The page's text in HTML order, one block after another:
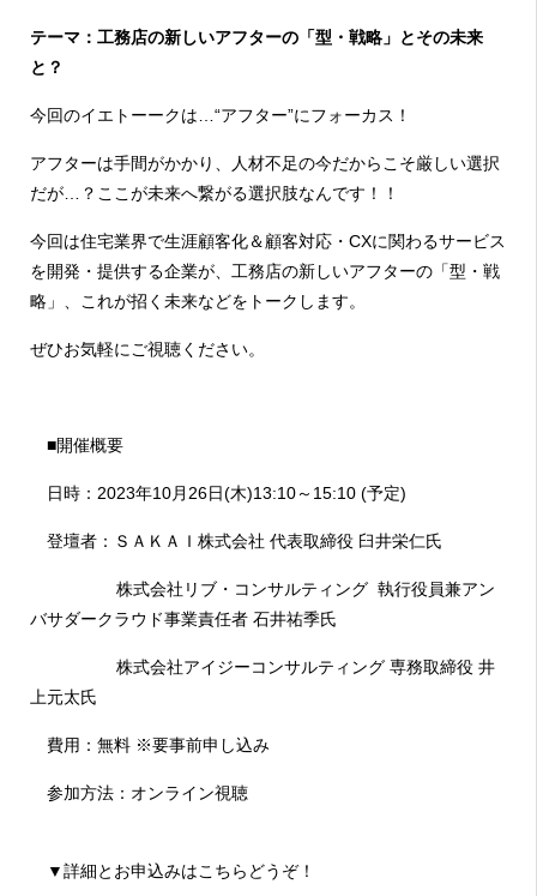
テーマ：工務店の新しいアフターの「型・戦略」とその未来
と？
今回のイエトーークは…“アフター”にフォーカス！
アフターは手間がかかり、人材不足の今だからこそ厳しい選択
だが…？ここが未来へ繋がる選択肢なんです！！
今回は住宅業界で生涯顧客化＆顧客対応・CXに関わるサービス
を開発・提供する企業が、工務店の新しいアフターの「型・戦
略」、これが招く未来などをトークします。
ぜひお気軽にご視聴ください。
■開催概要
日時：2023年10月26日(木)13:10～15:10 (予定)
登壇者：ＳＡＫＡＩ株式会社 代表取締役 臼井栄仁氏
株式会社リブ・コンサルティング​ 執行役員兼アン
バサダークラウド事業責任者 石井祐季氏
株式会社アイジーコンサルティング 専務取締役 井
上元太氏
費用：無料 ※要事前申し込み
参加方法：オンライン視聴
▼詳細とお申込みはこちらどうぞ！